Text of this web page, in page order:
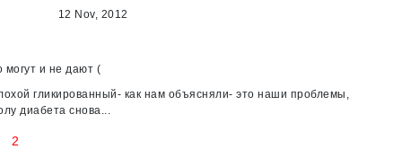
12 Nov, 2012
могут и не дают (
гликированный- как нам объясняли- это наши проблемы,
диабета снова...
2